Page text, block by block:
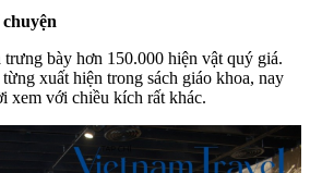
bày hơn 150.000 hiện vật quý giá.
xuất hiện trong sách giáo khoa, nay
xem với chiều kích rất khác.